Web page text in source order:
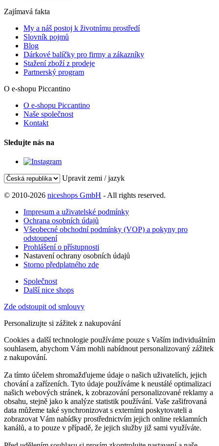
Zajímavá fakta
My a náš postoj k životnímu prostředí
Slovník pojmů
Blog
Dárkové balíčky pro firmy a zákazníky
Stažení zboží z prodeje
Partnerský program
O e-shopu Piccantino
O e-shopu Piccantino
Naše společnost
Kontakt
Sledujte nás na
Upravit zemi / jazyk
© 2010-2026 niceshops GmbH - All rights reserved.
Impresum a uživatelské podmínky
Ochrana osobních údajů
Všeobecné obchodní podmínky (VOP) a pokyny pro
odstoupení
Prohlášení o přístupnosti
Nastavení ochrany osobních údajů
Storno předplatného zde
Společnost
Další nice shops
Zde odstoupit od smlouvy
Personalizujte si zážitek z nakupování
Cookies a další technologie používáme pouze s Vaším individuálním
souhlasem, abychom Vám mohli nabídnout personalizovaný zážitek
z nakupování.
Za tímto účelem shromažďujeme údaje o našich uživatelích, jejich
chování a zařízeních. Tyto údaje používáme k neustálé optimalizaci
našich webových stránek, k zobrazování personalizované reklamy a
obsahu, stejně jako k analýze statistik používání. Vaše zašifrovaná
data můžeme také synchronizovat s externími poskytovateli a
zobrazovat Vám nabídky prostřednictvím jejich online reklamních
kanálů, a to pouze v případě, že jejich služby již sami využíváte.